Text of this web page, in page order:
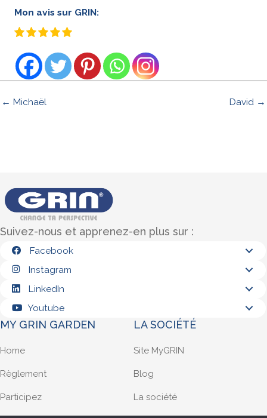
Mon avis sur GRIN:
← Michaël David →
Suivez-nous et apprenez-en plus sur :
Facebook
Instagram
LinkedIn
Youtube
MY GRIN GARDEN
Home
Règlement
Participez
LA SOCIÉTÉ
Site MyGRIN
Blog
La société